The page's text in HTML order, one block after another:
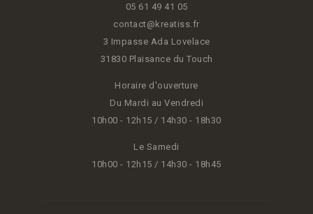
05 61 49 41 05
contact@kreatiss.fr
3 Impasse Ada Lovelace
31830 Plaisance du Touch
Horaire d'ouverture
Du Mardi au Vendredi
10h00 - 12h15 / 14h30 - 18h30
Le Samedi
10h00 - 12h15 / 14h30 - 18h45